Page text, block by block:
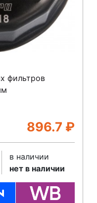
фильтров
896.7 ₽
в наличии
нет в наличии